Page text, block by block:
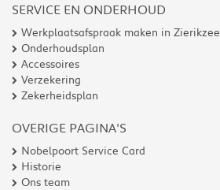
SERVICE EN ONDERHOUD
Werkplaatsafspraak maken in Zierikzee
Onderhoudsplan
Accessoires
Verzekering
Zekerheidsplan
OVERIGE PAGINA'S
Nobelpoort Service Card
Historie
Ons team